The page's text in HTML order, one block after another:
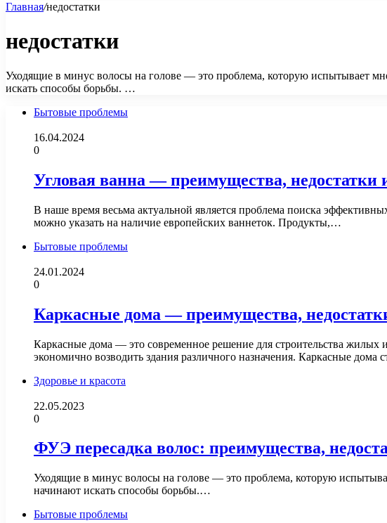
Главная/недостатки
недостатки
Уходящие в минус волосы на голове — это проблема, которую испытывает
искать способы борьбы. …
Бытовые проблемы
16.04.2024
0
Угловая ванна — преимущества, недостатки
В наше время весьма актуальной является проблема поиска
можно указать на наличие европейских ваннеток. Продукты,…
Бытовые проблемы
24.01.2024
0
Каркасные дома — преимущества,
Каркасные дома — это современное решение для строительства жилых
экономично возводить здания различного назначения. Каркасные дома
Здоровье и красота
22.05.2023
0
ФУЭ пересадка волос: преимущества,
Уходящие в минус волосы на голове — это проблема, которую
начинают искать способы борьбы.…
Бытовые проблемы